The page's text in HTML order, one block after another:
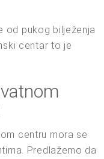
od pukog bilježenja
centar to je
centru mora se
Predlažemo da